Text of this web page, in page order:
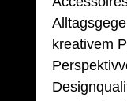
kreativem